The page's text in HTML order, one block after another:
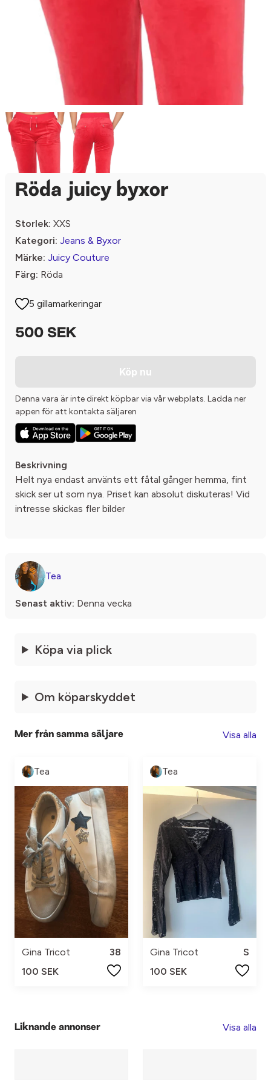
Röda juicy byxor
Storlek: XXS
Kategori: Jeans & Byxor
Märke: Juicy Couture
Färg: Röda
5 gillamarkeringar
500 SEK
Köp nu
Denna vara är inte direkt köpbar via vår webplats. Ladda ner
appen för att kontakta säljaren
Beskrivning
Helt nya endast använts ett fåtal gånger hemma, fint
skick ser ut som nya. Priset kan absolut diskuteras! Vid
intresse skickas fler bilder
Tea
Senast aktiv: Denna vecka
Köpa via plick
Om köparskyddet
Mer från samma säljare Visa alla
Tea
Gina Tricot
38
100 SEK
Tea
Gina Tricot
S
100 SEK
Liknande annonser Visa alla